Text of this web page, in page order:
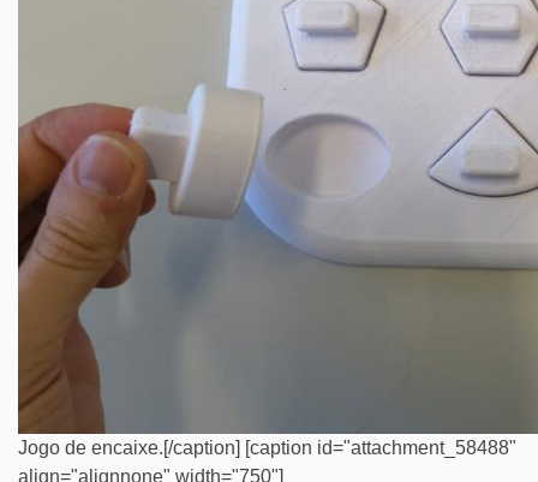
Jogo de encaixe.[/caption] [caption id="attachment_58488"
align="alignnone" width="750"]